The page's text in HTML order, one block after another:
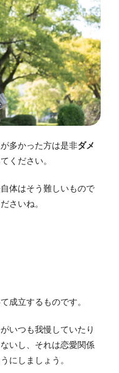
多かった方は是非ダメ
ください。
体はそう難しいもので
さいね。
成立するものです。
いつも我慢していたり
いし、それは恋愛関係
にしましょう。